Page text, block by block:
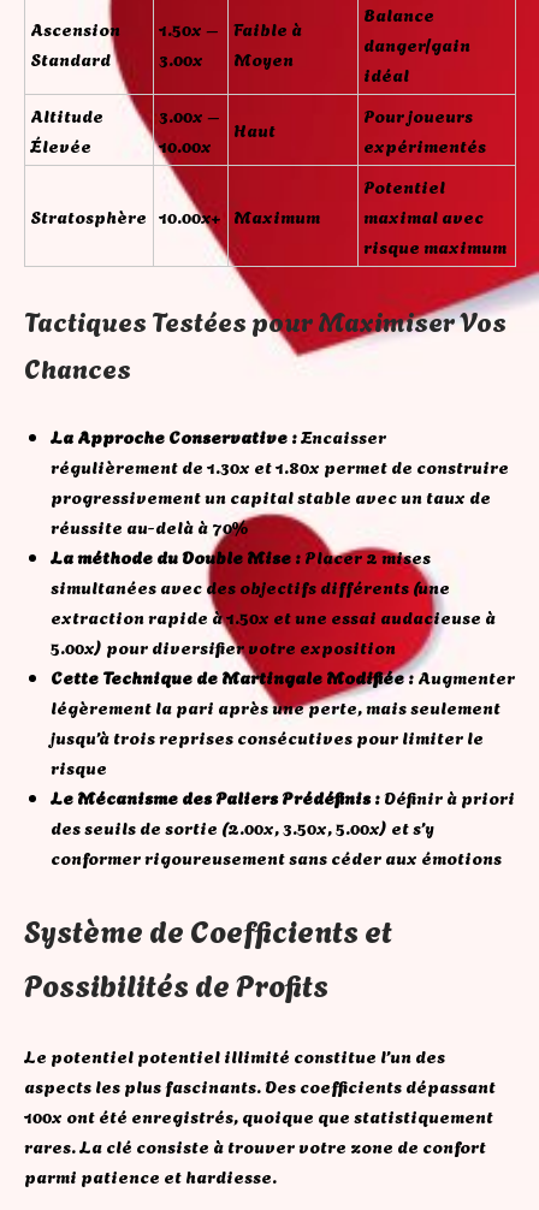
Ascension
Standard
1.50x –
3.00x
Faible à
Moyen
Balance
danger/gain
idéal
Altitude
Élevée
3.00x –
10.00x
Haut
Pour joueurs
expérimentés
Stratosphère 10.00x+ Maximum
Potentiel
maximal avec
risque maximum
Tactiques Testées pour Maximiser Vos
Chances
La Approche Conservative :Encaisser
régulièrement de 1.30x et 1.80x permet de construire
progressivement un capital stable avec un taux de
réussite au-delà à 70%
La méthode du Double Mise :Placer 2 mises
simultanées avec des objectifs différents (une
extraction rapide à 1.50x et une essai audacieuse à
5.00x) pour diversifier votre exposition
Cette Technique de Martingale Modifiée :Augmenter
légèrement la pari après une perte, mais seulement
jusqu’à trois reprises consécutives pour limiter le
risque
Le Mécanisme des Paliers Prédéfinis :Définir à priori
des seuils de sortie (2.00x, 3.50x, 5.00x) et s’y
conformer rigoureusement sans céder aux émotions
Système de Coefficients et
Possibilités de Profits
Le potentiel potentiel illimité constitue l’un des
aspects les plus fascinants. Des coefficients dépassant
100x ont été enregistrés, quoique que statistiquement
rares. La clé consiste à trouver votre zone de confort
parmi patience et hardiesse.